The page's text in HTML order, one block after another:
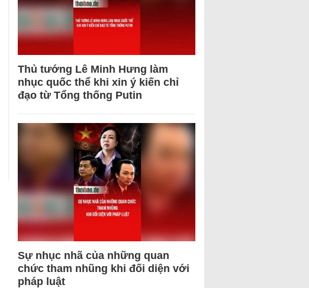
Thủ tướng Lê Minh Hưng làm
nhục quốc thể khi xin ý kiến chỉ
đạo từ Tổng thống Putin
Sự nhục nhã của những quan
chức tham nhũng khi đối diện với
pháp luật